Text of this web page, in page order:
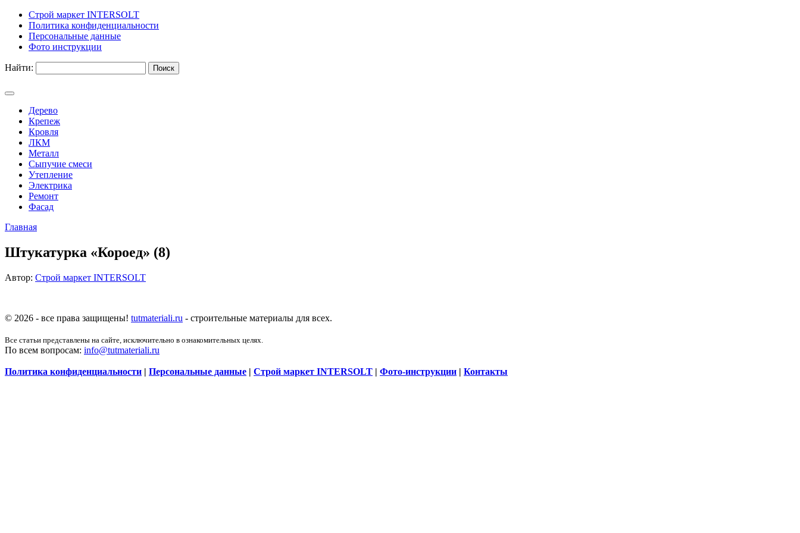
Строй маркет INTERSOLT
Политика конфиденциальности
Персональные данные
Фото инструкции
Найти:
Дерево
Крепеж
Кровля
ЛКМ
Металл
Сыпучие смеси
Утепление
Электрика
Ремонт
Фасад
Главная
Штукатурка «Короед» (8)
Автор: Строй маркет INTERSOLT
© 2026 - все права защищены! tutmateriali.ru - строительные материалы для всех.
Все статьи представлены на сайте, исключительно в ознакомительных целях.
По всем вопросам: info@tutmateriali.ru
Политика конфиденциальности | Персональные данные | Строй маркет INTERSOLT | Фото-инструкции | Контакты